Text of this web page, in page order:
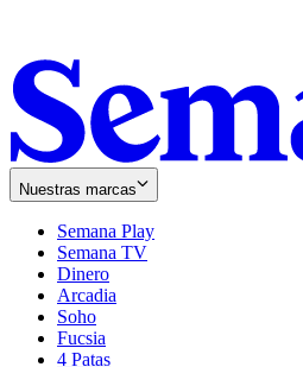
Nuestras marcas
Semana Play
Semana TV
Dinero
Arcadia
Soho
in
new
Fucsia
in
4 Patas